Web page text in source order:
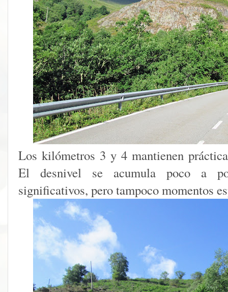
Los kilómetros 3 y 4 mantienen
El desnivel se acumula poco a
significativos, pero tampoco momentos